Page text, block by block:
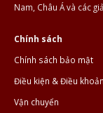
Nam, Châu Á và các
Chính sách
Chính sách bảo mật
Điều kiện & Điều khoản
Vận chuyển